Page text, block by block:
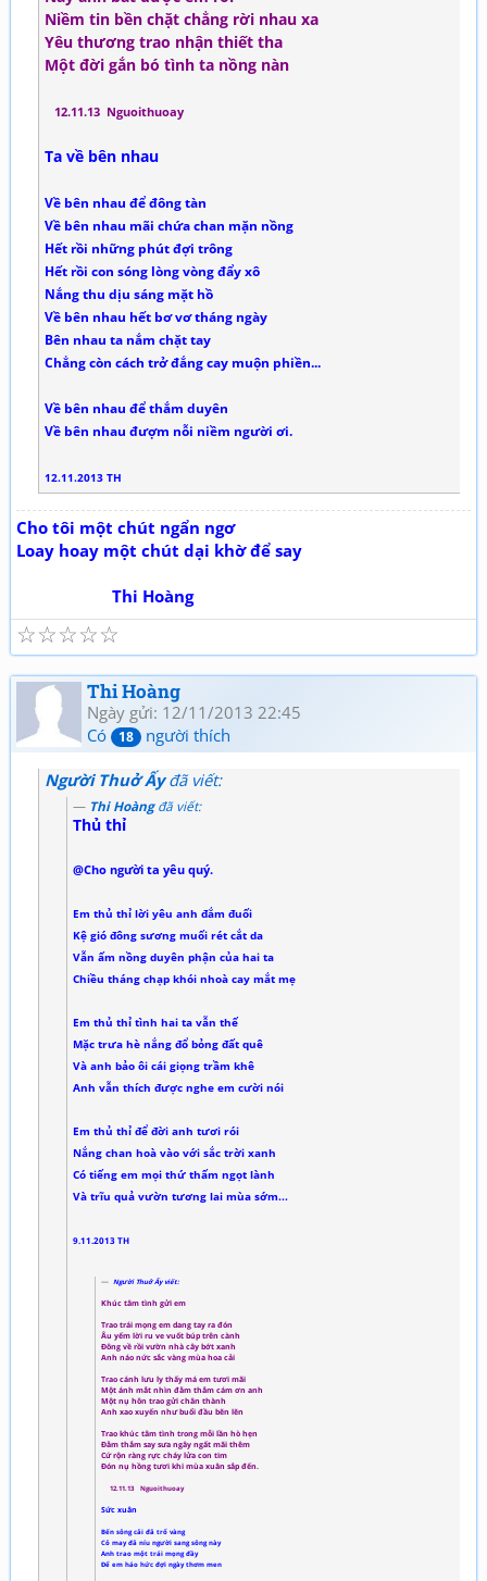
Niềm tin bền chặt chẳng rời nhau xa
Yêu thương trao nhận thiết tha
Một đời gắn bó tình ta nồng nàn
12.11.13 Nguoithuoay
Ta về bên nhau
Về bên nhau để đông tàn
Về bên nhau mãi chứa chan mặn nồng
Hết rồi những phút đợi trông
Hết rồi con sóng lòng vòng đẩy xô
Nắng thu dịu sáng mặt hồ
Về bên nhau hết bơ vơ tháng ngày
Bên nhau ta nắm chặt tay
Chẳng còn cách trở đắng cay muộn phiền...
Về bên nhau để thắm duyên
Về bên nhau đượm nỗi niềm người ơi.
12.11.2013 TH
Cho tôi một chút ngẩn ngơ
Loay hoay một chút dại khờ để say
Thi Hoàng
☆
☆
☆
☆
☆
Thi Hoàng
Ngày gửi: 12/11/2013 22:45
Có
18 người thích
Người Thuở Ấyđã viết:
Thi Hoàngđã viết:
Thủ thỉ
@Cho người ta yêu quý.
Em thủ thỉ lời yêu anh đắm đuối
Kệ gió đông sương muối rét cắt da
Vẫn ấm nồng duyên phận của hai ta
Chiều tháng chạp khói nhoà cay mắt mẹ
Em thủ thỉ tình hai ta vẫn thế
Mặc trưa hè nắng đổ bỏng đất quê
Và anh bảo ôi cái giọng trầm khê
Anh vẫn thích được nghe em cười nói
Em thủ thỉ để đời anh tươi rói
Nắng chan hoà vào với sắc trời xanh
Có tiếng em mọi thứ thấm ngọt lành
Và trĩu quả vườn tương lai mùa sớm...
9.11.2013 TH
Người Thuở Ấy viết:
Khúc tâm tình gửi em
Trao trái mọng em dang tay ra đón
Âu yếm lời ru ve vuốt búp trên cành
Đông về rồi vườn nhà cây bớt xanh
Anh náo nức sắc vàng mùa hoa cải
Trao cánh lưu ly thấy má em tươi mãi
Một ánh mắt nhìn đằm thắm cám ơn anh
Một nụ hôn trao gửi chân thành
Anh xao xuyến như buổi đầu bẽn lẽn
Trao khúc tâm tình trong mỗi lần hò hẹn
Đằm thắm say sưa ngây ngất mãi thêm
Cứ rộn ràng rực cháy lửa con tim
Đón nụ hồng tươi khi mùa xuân sắp đến.
12.11.13 Nguoithuoay
Sức xuân
Bến sông cải đã trổ vàng
Cỏ may đã níu người sang sông này
Anh trao một trái mọng đầy
Để em háo hức đợi ngày thơm men